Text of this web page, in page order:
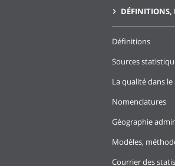
DÉFINITIONS,
Définitions
Sources
La qualité dans
Nomenclatures
Géographie
Modèles,
Courrier des